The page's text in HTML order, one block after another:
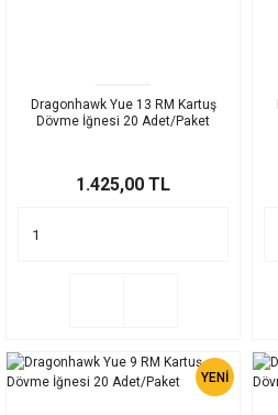
Dragonhawk Yue 13 RM Kartuş
Dövme İğnesi 20 Adet/Paket
1.425,00 TL
YENİ